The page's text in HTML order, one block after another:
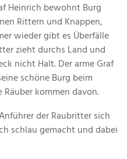
Heinrich bewohnt Burg
Rittern und Knappen,
wieder gibt es Überfälle
zieht durchs Land und
nicht Halt. Der arme Graf
schöne Burg beim
kommen davon.
der Raubritter sich
schlau gemacht und dabei